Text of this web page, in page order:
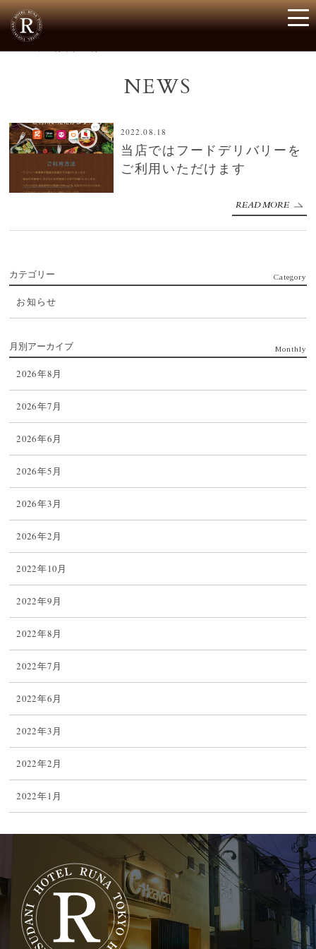
NEWS
2022.08.18
当店ではフードデリバリーを
ご利用いただけます
READ MORE
カテゴリー Category
お知らせ
月別アーカイブ Monthly
2026年8月
2026年7月
2026年6月
2026年5月
2026年3月
2026年2月
2022年10月
2022年9月
2022年8月
2022年7月
2022年6月
2022年3月
2022年2月
2022年1月